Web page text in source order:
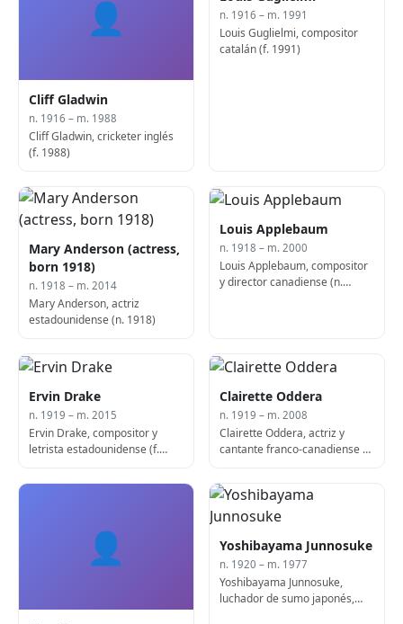
👤
Cliff Gladwin
n. 1916 – m. 1988
Cliff Gladwin, cricketer inglés
(f. 1988)
n. 1916 – m. 1991
Louis Guglielmi, compositor
catalán (f. 1991)
Mary Anderson (actress,
born 1918)
n. 1918 – m. 2014
Mary Anderson, actriz
estadounidense (n. 1918)
Louis Applebaum
n. 1918 – m. 2000
Louis Applebaum, compositor
y director canadiense (n.
Ervin Drake
n. 1919 – m. 2015
Ervin Drake, compositor y
letrista estadounidense (f.
Clairette Oddera
n. 1919 – m. 2008
Clairette Oddera, actriz y
cantante franco-canadiense (f.
👤 Yoshibayama Junnosuke
n. 1920 – m. 1977
Yoshibayama Junnosuke,
luchador de sumo japonés,